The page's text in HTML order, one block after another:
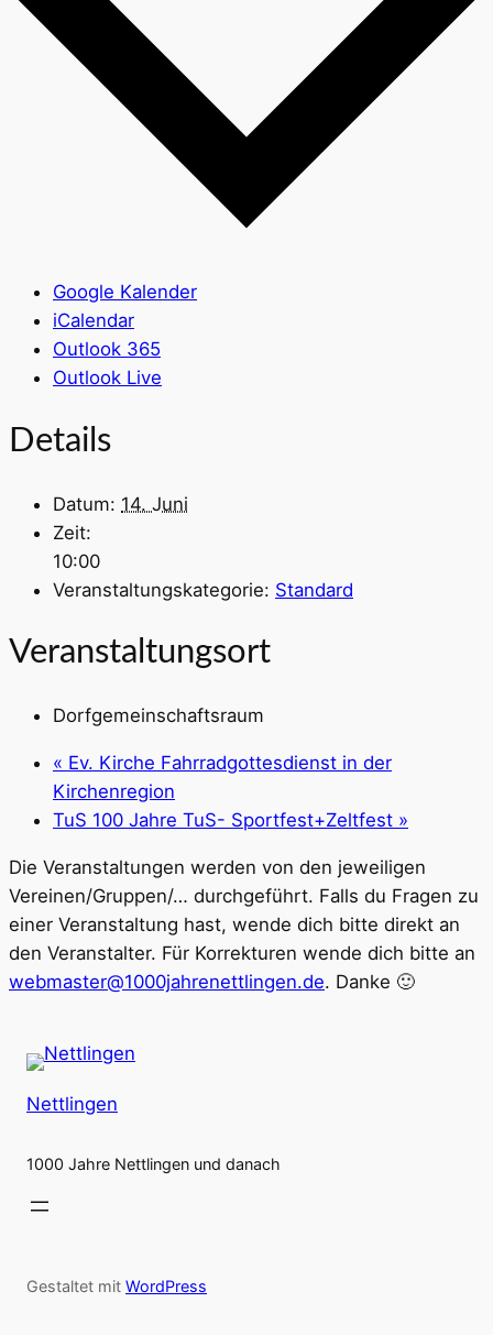
Google Kalender
iCalendar
Outlook 365
Outlook Live
Details
Datum: 14. Juni
Zeit:
10:00
Veranstaltungskategorie: Standard
Veranstaltungsort
Dorfgemeinschaftsraum
« Ev. Kirche Fahrradgottesdienst in der
Kirchenregion
TuS 100 Jahre TuS- Sportfest+Zeltfest »
Die Veranstaltungen werden von den jeweiligen
Vereinen/Gruppen/… durchgeführt. Falls du Fragen zu
einer Veranstaltung hast, wende dich bitte direkt an
den Veranstalter. Für Korrekturen wende dich bitte an
webmaster@1000jahrenettlingen.de. Danke 🙂
Nettlingen
1000 Jahre Nettlingen und danach
Gestaltet mit WordPress